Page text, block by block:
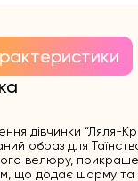
дівчинки “Ляля-
образ для
велюру,
що додає шарму та